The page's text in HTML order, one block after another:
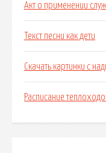
Акт о применении
Текст песни как дети
Скачать картинки с
Расписание